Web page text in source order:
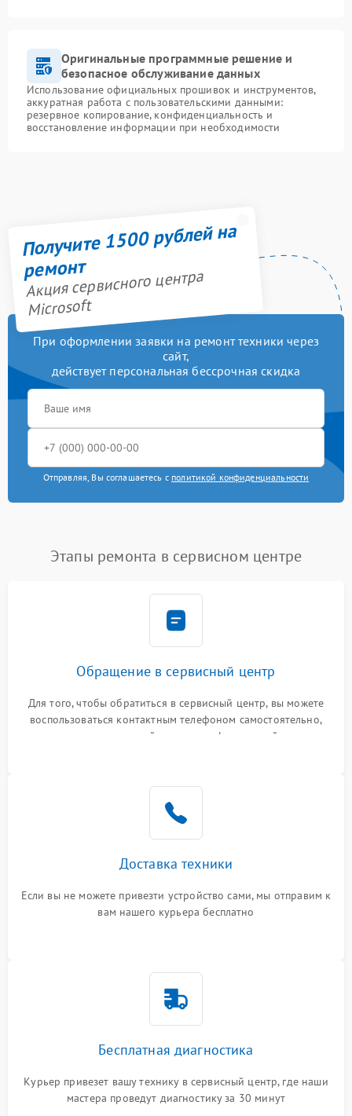
Оригинальные программные решение и
безопасное обслуживание данных
Использование официальных прошивок и инструментов,
аккуратная работа с пользовательскими данными:
резервное копирование, конфиденциальность и
восстановление информации при необходимости
Получите 1500 рублей на
ремонт
Акция сервисного центра
Microsoft
При оформлении заявки на ремонт техники через
сайт,
действует персональная бессрочная скидка
Отправляя, Вы соглашаетесь с политикой конфиденциальности
Этапы ремонта в сервисном центре
Обращение в сервисный центр
Для того, чтобы обратиться в сервисный центр, вы можете
воспользоваться контактным телефоном самостоятельно,
или оставить свой номер телефона на сайте
Доставка техники
Если вы не можете привезти устройство сами, мы отправим к
вам нашего курьера бесплатно
Бесплатная диагностика
Курьер привезет вашу технику в сервисный центр, где наши
мастера проведут диагностику за 30 минут